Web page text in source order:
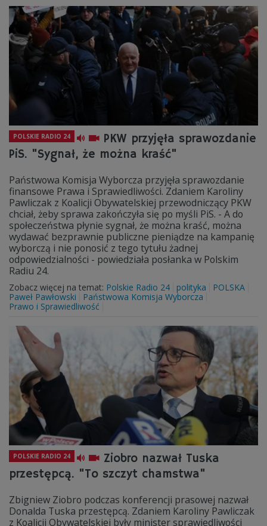
POLSKIE RADIO 24
PKW przyjęła sprawozdanie
PiS. "Sygnał, że można kraść"
Państwowa Komisja Wyborcza przyjęła sprawozdanie
finansowe Prawa i Sprawiedliwości. Zdaniem Karoliny
Pawliczak z Koalicji Obywatelskiej przewodniczący PKW
chciał, żeby sprawa zakończyła się po myśli PiS. - A do
społeczeństwa płynie sygnał, że można kraść, można
wydawać bezprawnie publiczne pieniądze na kampanię
wyborczą i nie ponosić z tego tytułu żadnej
odpowiedzialności - powiedziała posłanka w Polskim
Radiu 24.
Zobacz więcej na temat: Polskie Radio 24 polityka
POLSKA
Paweł Pawłowski
Państwowa Komisja Wyborcza
Prawo i Sprawiedliwość
POLSKIE RADIO 24
Ziobro nazwał Tuska
przestępcą. "To szczyt chamstwa"
Zbigniew Ziobro podczas konferencji prasowej nazwał
Donalda Tuska przestępcą. Zdaniem Karoliny Pawliczak
z Koalicji Obywatelskiej były minister sprawiedliwości